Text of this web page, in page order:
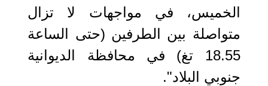
الخميس، في مواجهات لا تزال
متواصلة بين الطرفين (حتى الساعة
18.55 تغ) في محافظة الديوانية
جنوبي البلاد".